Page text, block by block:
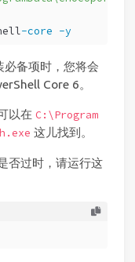
-core -y
必备项时，您将会
Core 6。
以在 C:\Program
这儿找到。
否过时，请运行这